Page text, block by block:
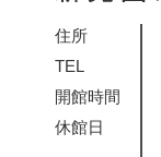
住所
TEL
開館時間
休館日